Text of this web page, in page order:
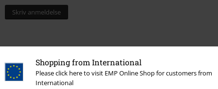
Shopping from International
Please click here to visit EMP Online Shop for customers from
International
Skriv anmeldelse